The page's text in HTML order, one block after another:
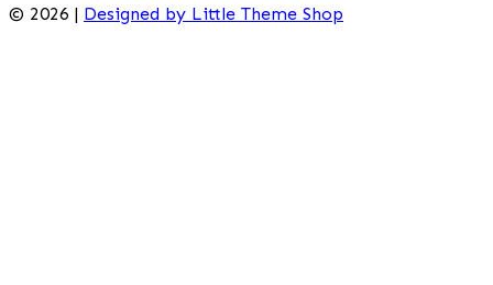
© 2026 | Designed by Little Theme Shop